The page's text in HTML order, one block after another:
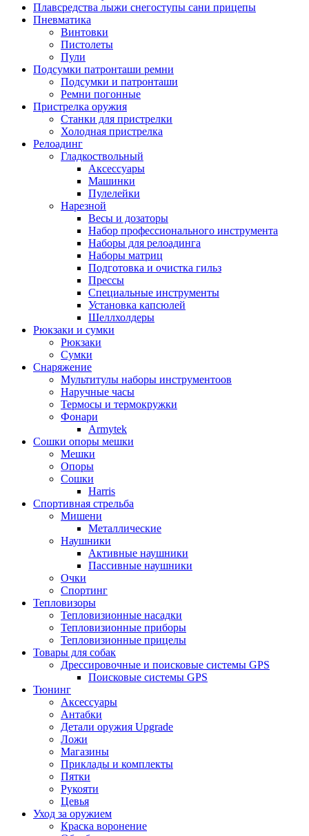
Плавсредства лыжи снегоступы сани прицепы
Пневматика
Винтовки
Пистолеты
Пули
Подсумки патронташи ремни
Подсумки и патронташи
Ремни погонные
Пристрелка оружия
Станки для пристрелки
Холодная пристрелка
Релоадинг
Гладкоствольный
Аксессуары
Машинки
Пулелейки
Нарезной
Весы и дозаторы
Набор профессионального инструмента
Наборы для релоадинга
Наборы матриц
Подготовка и очистка гильз
Прессы
Специальные инструменты
Установка капсюлей
Шеллхолдеры
Рюкзаки и сумки
Рюкзаки
Сумки
Снаряжение
Мультитулы наборы инструментоов
Наручные часы
Термосы и термокружки
Фонари
Armytek
Сошки опоры мешки
Мешки
Опоры
Сошки
Harris
Спортивная стрельба
Мишени
Металлические
Наушники
Активные наушники
Пассивные наушники
Очки
Спортинг
Тепловизоры
Тепловизионные насадки
Тепловизионные приборы
Тепловизионные прицелы
Товары для собак
Дрессировочные и поисковые системы GPS
Поисковые системы GPS
Тюнинг
Аксессуары
Антабки
Детали оружия Upgrade
Ложи
Магазины
Приклады и комплекты
Пятки
Рукояти
Цевья
Уход за оружием
Краска воронение